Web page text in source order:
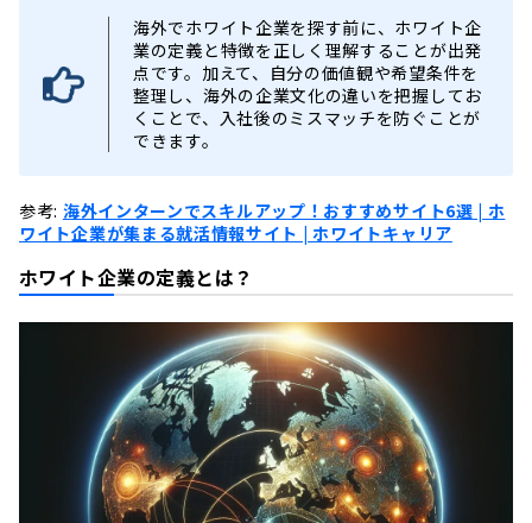
海外でホワイト企業を探す前に、ホワイト企
業の定義と特徴を正しく理解することが出発
点です。加えて、自分の価値観や希望条件を
整理し、海外の企業文化の違いを把握してお
くことで、入社後のミスマッチを防ぐことが
できます。
参考: 海外インターンでスキルアップ！おすすめサイト6選 | ホ
ワイト企業が集まる就活情報サイト | ホワイトキャリア
ホワイト企業の定義とは？